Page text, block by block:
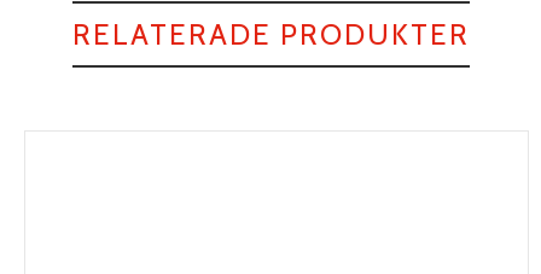
RELATERADE PRODUKTER